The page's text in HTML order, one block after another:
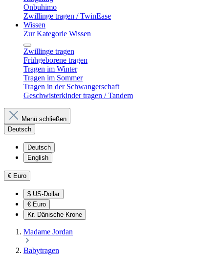
Onbuhimo
Zwillinge tragen / TwinEase
Wissen
Zur Kategorie Wissen
Zwillinge tragen
Frühgeborene tragen
Tragen im Winter
Tragen im Sommer
Tragen in der Schwangerschaft
Geschwisterkinder tragen / Tandem
Menü schließen
Deutsch
Deutsch
English
€ Euro
$ US-Dollar
€ Euro
Kr. Dänische Krone
Madame Jordan
Babytragen